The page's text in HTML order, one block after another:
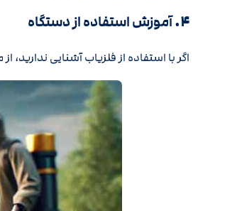
۴. آموزش استفاده از دستگاه
اگر با استفاده از فلزیاب آشنایی